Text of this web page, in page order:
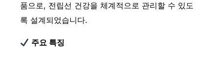
품으로, 전립선 건강을 체계적으로 관리할 수 있도
록 설계되었습니다.
주요 특징